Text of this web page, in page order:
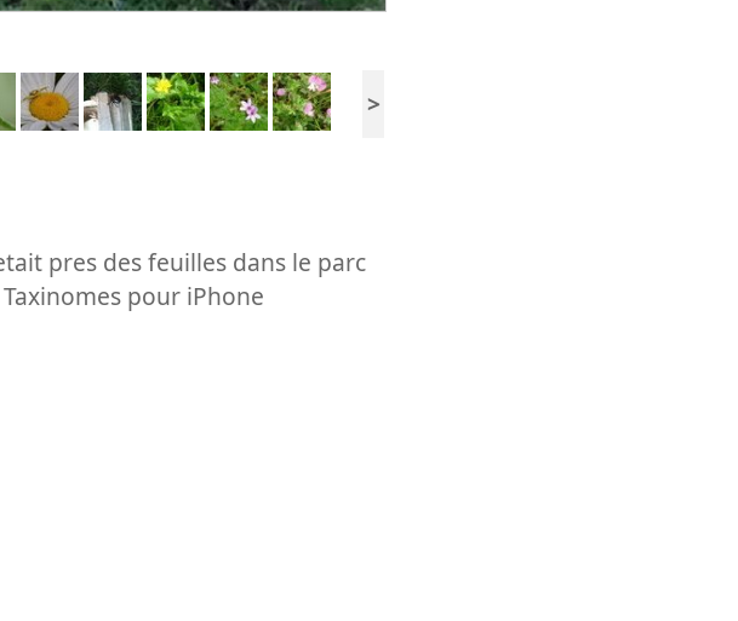
>
pres des feuilles dans le parc
pour iPhone